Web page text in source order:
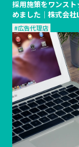
採用施策をワンス
めました｜株式会
#広告代理店